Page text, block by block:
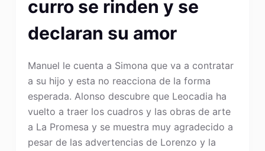
curro se rinden y se
declaran su amor
Manuel le cuenta a Simona que va a contratar
a su hijo y esta no reacciona de la forma
esperada. Alonso descubre que Leocadia ha
vuelto a traer los cuadros y las obras de arte
a La Promesa y se muestra muy agradecido a
pesar de las advertencias de Lorenzo y la